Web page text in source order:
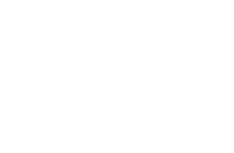
tuyau acier inoxydable 316
80 mm